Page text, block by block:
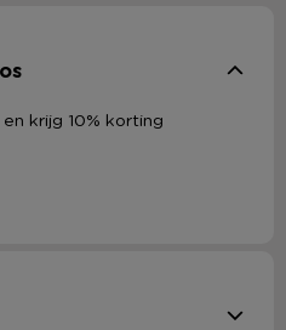
krijg 10% korting